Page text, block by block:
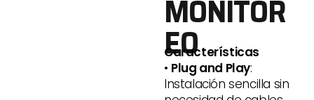
MONITOR
EO
Características
• Plug and Play:
Instalación sencilla sin